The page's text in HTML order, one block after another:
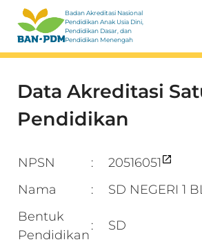
Badan Akreditasi Nasional
Pendidikan Anak Usia Dini,
Pendidikan Dasar, dan
Pendidikan Menengah
Data Akreditasi
Pendidikan
NPSN :
20516051
Nama
:
SD NEGERI 1
Bentuk
Pendidikan
: SD